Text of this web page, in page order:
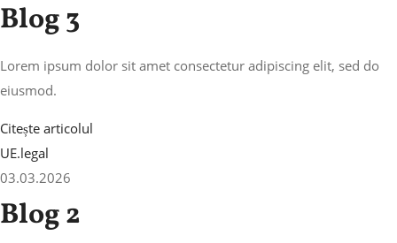
Blog 3
Lorem ipsum dolor sit amet consectetur adipiscing elit, sed do
eiusmod.
Citește articolul
UE.legal
03.03.2026
Blog 2